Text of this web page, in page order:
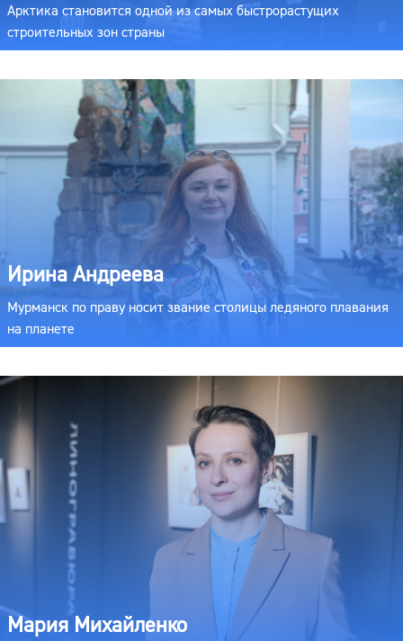
Арктика становится одной из самых быстрорастущих
строительных зон страны
Ирина Андреева
Мурманск по праву носит звание столицы ледяного плавания
на планете
Мария Михайленко